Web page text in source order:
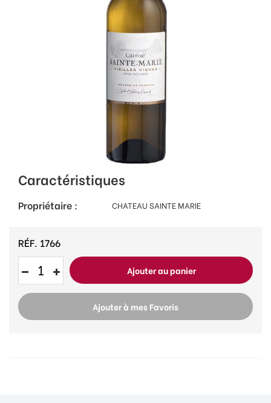
Caractéristiques
Propriétaire : CHATEAU SAINTE MARIE
RÉF. 1766
Ajouter au panier
Ajouter à mes Favoris